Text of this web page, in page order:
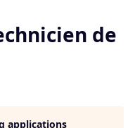
de
applications